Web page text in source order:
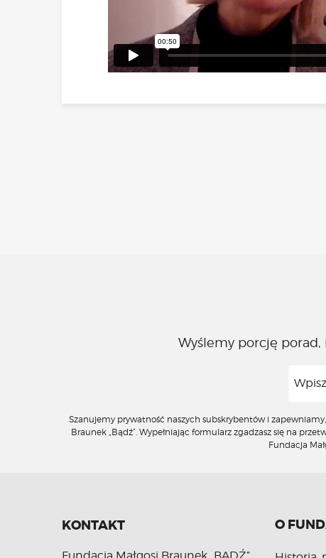
Wyślemy porcję
Szanujemy prywatność naszych subskrybentów i
Braunek „Bądź”. Wypełniając formularz zgadzasz się na
Fundacja
KONTAKT O